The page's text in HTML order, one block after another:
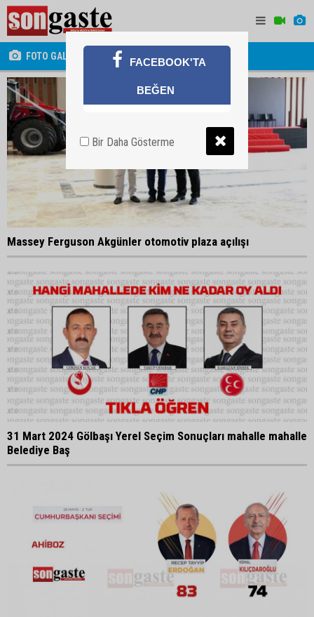
FOTO GALERİ
Massey Ferguson Akgünler otomotiv plaza açılışı
31 Mart 2024 Gölbaşı Yerel Seçim Sonuçları mahalle mahalle
Belediye Baş
FACEBOOK'TA
BEĞEN
Bir Daha Gösterme